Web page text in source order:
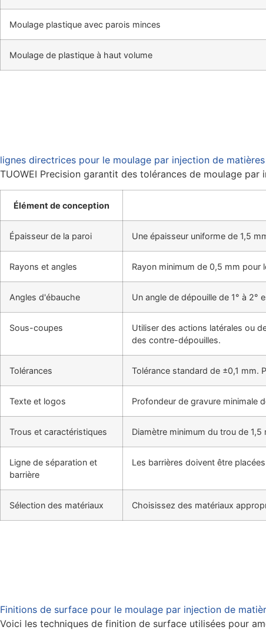
Moulage plastique avec parois minces
Moulage de plastique à haut volume
lignes directrices pour le moulage par injection de
TUOWEI Precision garantit des tolérances de moulage
Élément de conception
Épaisseur de la paroi Une épaisseur uniforme de 1,5
Rayons et angles Rayon minimum de 0,5 mm pour
Angles d'ébauche Un angle de dépouille de 1° à 2°
Sous-coupes
Utiliser des actions latérales ou
des contre-dépouilles.
Tolérances Tolérance standard de ±0,1 mm.
Texte et logos Profondeur de gravure minimale
Trous et caractéristiques Diamètre minimum du trou de
Ligne de séparation et
barrière
Les barrières doivent être
Sélection des matériaux Choisissez des matériaux
Finitions de surface pour le moulage par injection de
Voici les techniques de finition de surface utilisées pour